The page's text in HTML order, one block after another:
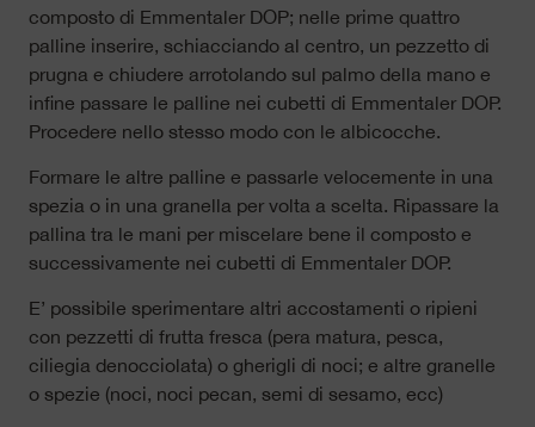
composto di Emmentaler DOP; nelle prime quattro
palline inserire, schiacciando al centro, un pezzetto di
prugna e chiudere arrotolando sul palmo della mano e
infine passare le palline nei cubetti di Emmentaler DOP.
Procedere nello stesso modo con le albicocche.
Formare le altre palline e passarle velocemente in una
spezia o in una granella per volta a scelta. Ripassare la
pallina tra le mani per miscelare bene il composto e
successivamente nei cubetti di Emmentaler DOP.
E’ possibile sperimentare altri accostamenti o ripieni
con pezzetti di frutta fresca (pera matura, pesca,
ciliegia denocciolata) o gherigli di noci; e altre granelle
o spezie (noci, noci pecan, semi di sesamo, ecc)